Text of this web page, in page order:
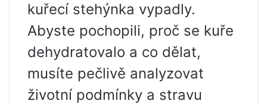
kuřecí stehýnka vypadly.
Abyste pochopili, proč se kuře
dehydratovalo a co dělat,
musíte pečlivě analyzovat
životní podmínky a stravu